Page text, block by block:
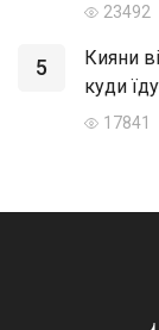
23492
5
Кияни
куди
17841